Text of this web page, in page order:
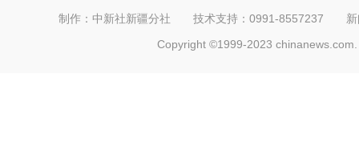
制作：中新社新疆分社 技术支持：0991-8557237
Copyright ©1999-2023